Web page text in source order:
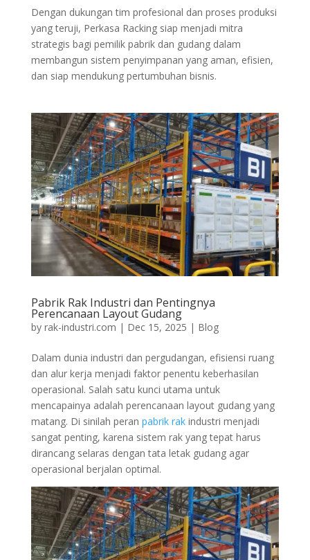
Dengan dukungan tim profesional dan proses produksi
yang teruji, Perkasa Racking siap menjadi mitra
strategis bagi pemilik pabrik dan gudang dalam
membangun sistem penyimpanan yang aman, efisien,
dan siap mendukung pertumbuhan bisnis.
Pabrik Rak Industri dan Pentingnya
Perencanaan Layout Gudang
by rak-industri.com | Dec 15, 2025 | Blog
Dalam dunia industri dan pergudangan, efisiensi ruang
dan alur kerja menjadi faktor penentu keberhasilan
operasional. Salah satu kunci utama untuk
mencapainya adalah perencanaan layout gudang yang
matang. Di sinilah peran pabrik rakindustri menjadi
sangat penting, karena sistem rak yang tepat harus
dirancang selaras dengan tata letak gudang agar
operasional berjalan optimal.